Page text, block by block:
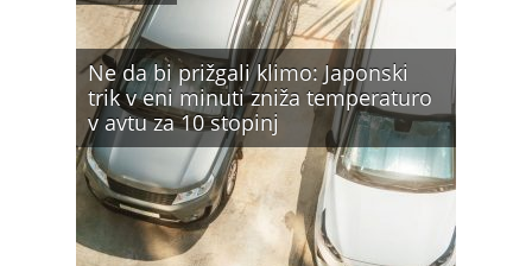
Ne da bi prižgali klimo: Japonski
trik v eni minuti zniža temperaturo
v avtu za 10 stopinj